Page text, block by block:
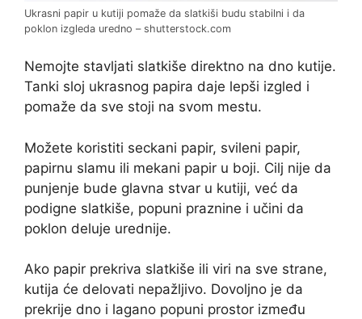
Ukrasni papir u kutiji pomaže da slatkiši budu stabilni i da
poklon izgleda uredno – shutterstock.com
Nemojte stavljati slatkiše direktno na dno kutije.
Tanki sloj ukrasnog papira daje lepši izgled i
pomaže da sve stoji na svom mestu.
Možete koristiti seckani papir, svileni papir,
papirnu slamu ili mekani papir u boji. Cilj nije da
punjenje bude glavna stvar u kutiji, već da
podigne slatkiše, popuni praznine i učini da
poklon deluje urednije.
Ako papir prekriva slatkiše ili viri na sve strane,
kutija će delovati nepažljivo. Dovoljno je da
prekrije dno i lagano popuni prostor između